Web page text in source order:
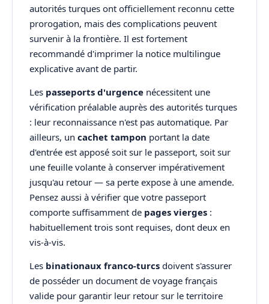
autorités turques ont officiellement reconnu cette
prorogation, mais des complications peuvent
survenir à la frontière. Il est fortement
recommandé d'imprimer la notice multilingue
explicative avant de partir.
Les passeports d'urgence nécessitent une
vérification préalable auprès des autorités turques
: leur reconnaissance n'est pas automatique. Par
ailleurs, un cachet tampon portant la date
d'entrée est apposé soit sur le passeport, soit sur
une feuille volante à conserver impérativement
jusqu'au retour — sa perte expose à une amende.
Pensez aussi à vérifier que votre passeport
comporte suffisamment de pages vierges :
habituellement trois sont requises, dont deux en
vis-à-vis.
Les binationaux franco-turcs doivent s'assurer
de posséder un document de voyage français
valide pour garantir leur retour sur le territoire